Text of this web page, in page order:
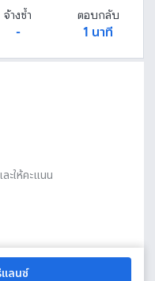
จ้างซ้ำ
-
ตอบกลับ
1 นาที
ะให้คะแนน
ลนซ์